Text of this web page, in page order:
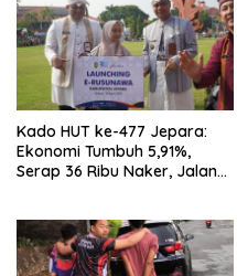
Kado HUT ke-477 Jepara:
Ekonomi Tumbuh 5,91%,
Serap 36 Ribu Naker, Jalan